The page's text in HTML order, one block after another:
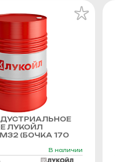
ЛУКОЙЛ
(БОЧКА 170
В наличии